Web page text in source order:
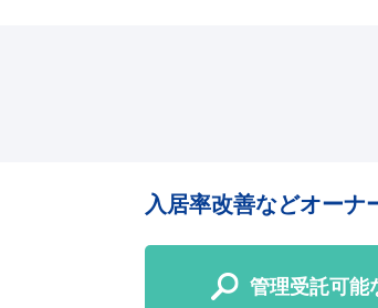
入居率改善などオーナ
管理受託可能